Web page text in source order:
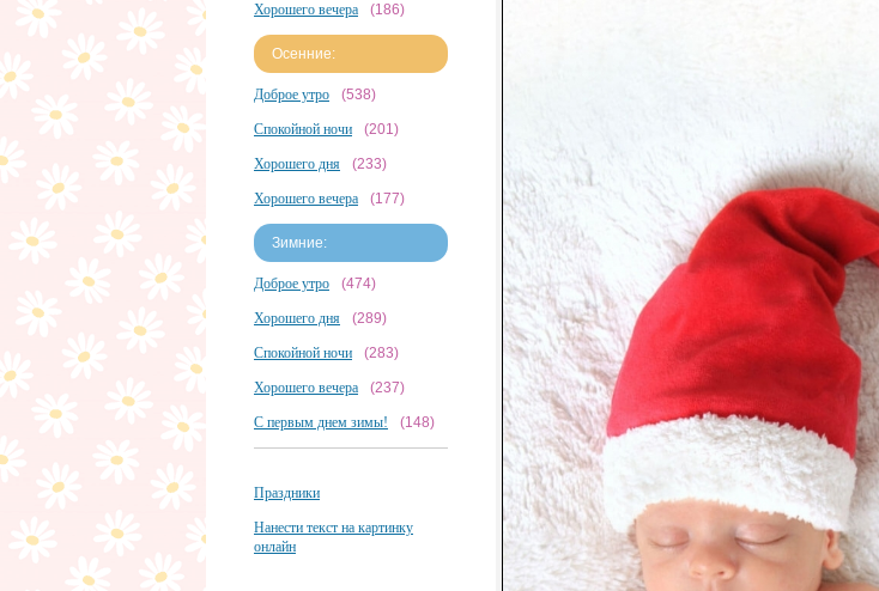
Хорошего вечера (186)
Осенние:
Доброе утро (538)
Спокойной ночи (201)
Хорошего дня (233)
Хорошего вечера (177)
Зимние:
Доброе утро (474)
Хорошего дня (289)
Спокойной ночи (283)
Хорошего вечера (237)
С первым днем зимы! (148)
Праздники
Нанести текст на картинку
онлайн